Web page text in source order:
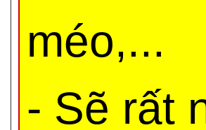
méo,...
- Sẽ rất